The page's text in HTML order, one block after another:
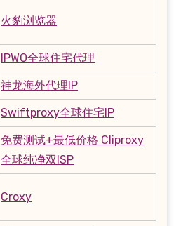
火豹浏览器
IPWO全球住宅代理
神龙海外代理IP
Swiftproxy全球住宅IP
免费测试+最低价格 Cliproxy
全球纯净双ISP
Croxy